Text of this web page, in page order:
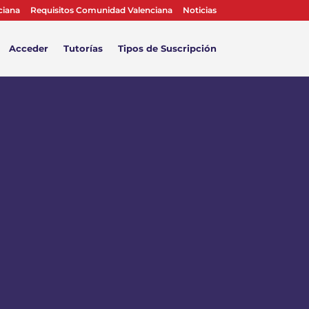
Requisitos Comunidad Valenciana Noticias
Acceder Tutorías Tipos de Suscripción